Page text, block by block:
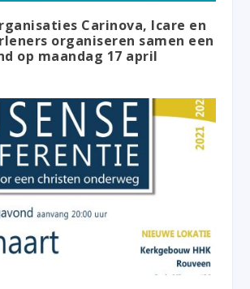
Carinova, Icare en
organiseren samen een
op maandag 17 april